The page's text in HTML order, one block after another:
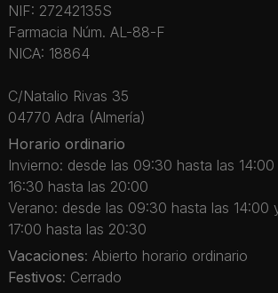
NIF: 27242135S
Farmacia Núm. AL-88-F
NICA: 18864
C/Natalio Rivas 35
04770 Adra (Almería)
Horario ordinario
Invierno: desde las 09:30 hasta las
16:30 hasta las 20:00
Verano: desde las 09:30 hasta las 14:00
17:00 hasta las 20:30
Vacaciones: Abierto horario ordinario
Festivos: Cerrado